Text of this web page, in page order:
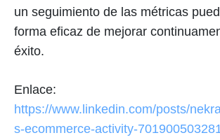
un seguimiento de las métricas
forma eficaz de mejorar
éxito.
Enlace:
https://www.linkedin.com/posts/
s-ecommerce-activity-